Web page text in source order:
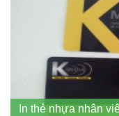
In thẻ nhựa nhân